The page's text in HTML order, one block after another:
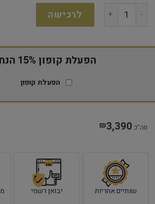
לרכישה
הפעלת קופון 15% הנחה
הפעלת קופון
סה"כ ₪3,390
שנתיים אחריות יבואן רשמי